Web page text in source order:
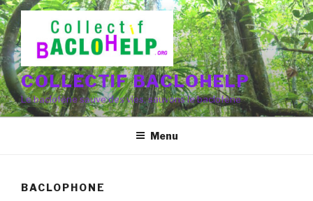
Aller
au
contenu
principal
COLLECTIF BACLOHELP
Le baclofène sauve des vies, sauvons le baclofène
Menu
BACLOPHONE